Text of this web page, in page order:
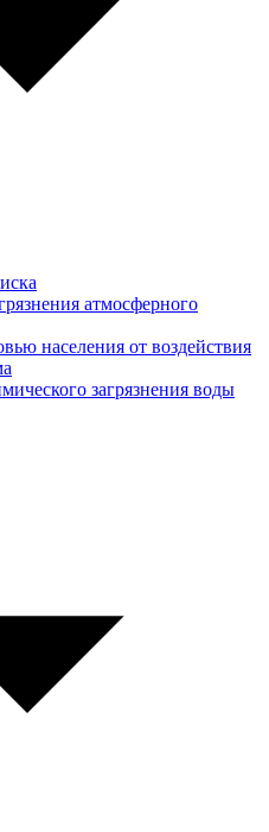
атмосферного
населения от воздействия
загрязнения воды